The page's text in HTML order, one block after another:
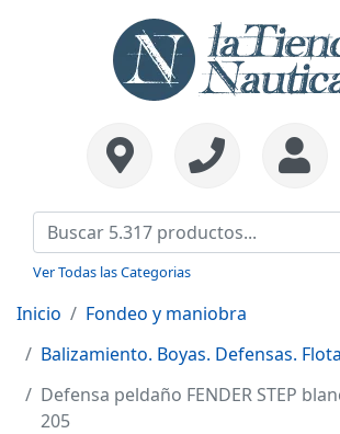
Ver Todas las Categorias
Inicio
Fondeo y maniobra
Balizamiento. Boyas. Defensas.
Defensa peldaño FENDER STEP
205